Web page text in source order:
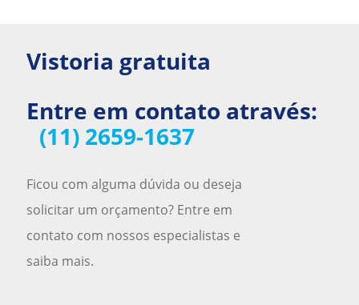
Vistoria gratuita
Entre em contato através:
(11) 2659-1637
Ficou com alguma dúvida ou deseja
solicitar um orçamento? Entre em
contato com nossos especialistas e
saiba mais.